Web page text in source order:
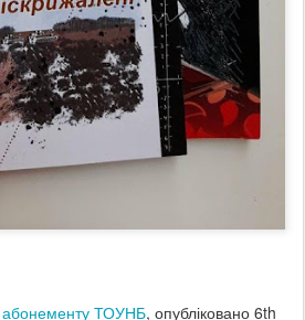
абонементу ТОУНБ, опубліковано 6th